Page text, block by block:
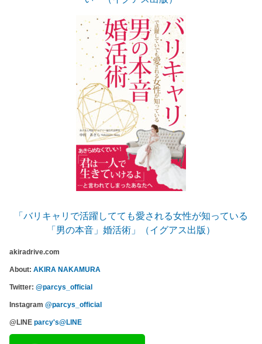
「バリキャリで活躍してても愛される女性が知っている
「男の本音」婚活術」（イグアス出版）
akiradrive.com
About:AKIRA NAKAMURA
Twitter:@parcys_official
Instagram@parcys_official
@LINEparcy's@LINE